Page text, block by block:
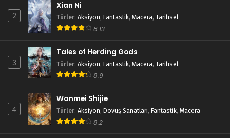
Tales of Herding Gods 25.Bölüm izle
Blm 25 - Nisan 6, 2025
Tales of Herding Gods 24.Bölüm izle
Blm 24 - Mart 30, 2025
Tales of Herding Gods 23.Bölüm izle
Blm 23 - Mart 24, 2025
2
Xian Ni
Türler: Aksiyon, Fantastik, Macera, Tarihsel
8.13
3
Tales of Herding Gods
Türler: Aksiyon, Fantastik, Macera, Tarihsel
8.9
4
Wanmei Shijie
Türler: Aksiyon, Dövüş Sanatları, Fantastik, Macera
8.2